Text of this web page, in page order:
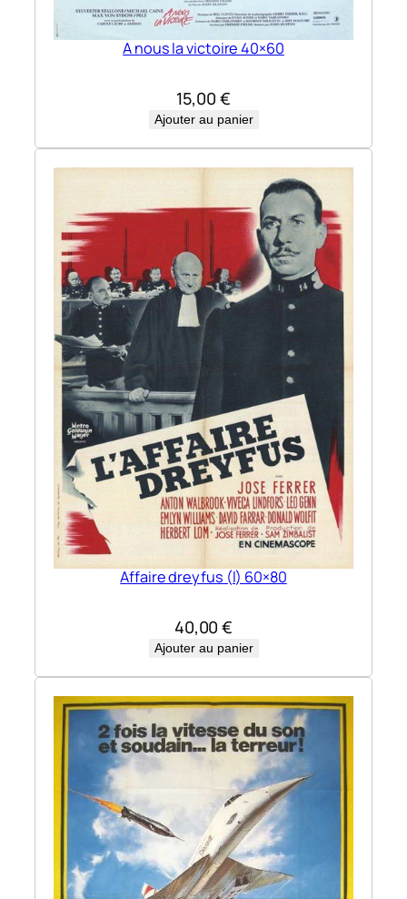
A nous la victoire 40×60
15,00 €
Ajouter au panier
Affaire dreyfus (l) 60×80
40,00€
Ajouter au panier